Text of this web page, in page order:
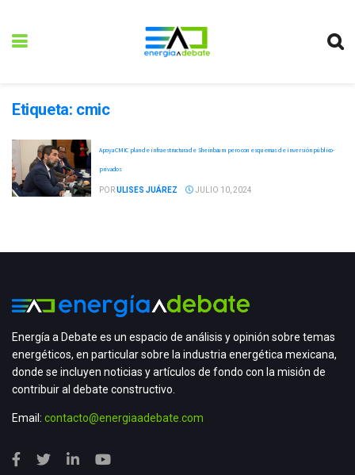
Etiqueta: cmic
Apoya CMIC plan de infraestructura de Sheinbaum pero con esquemas de inversión público-
privados
PORULISES JUÁREZ JULIO 10, 2024
Energía a Debate es un espacio de análisis y opinión sobre temas
energéticos, en particular sobre la industria energética mexicana,
donde se incluyen noticias y artículos de fondo con la misión de
contribuir al debate constructivo.
Email: contacto@energiaadebate.com